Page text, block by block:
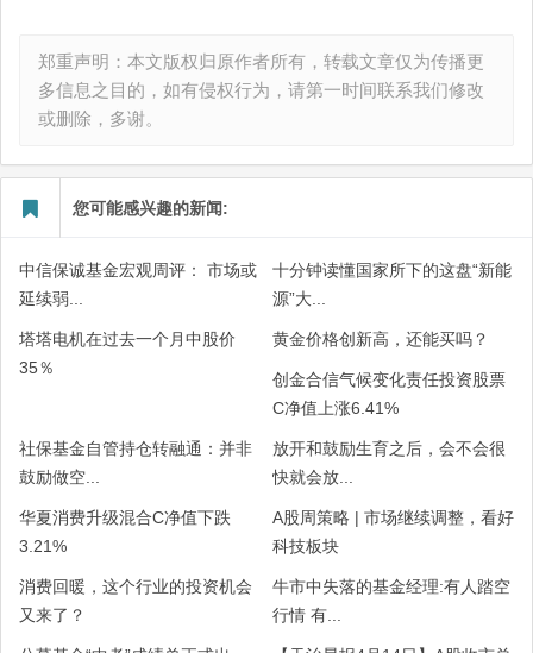
郑重声明：本文版权归原作者所有，转载文章仅为传播更
多信息之目的，如有侵权行为，请第一时间联系我们修改
或删除，多谢。
您可能感兴趣的新闻:
中信保诚基金宏观周评： 市场或
延续弱...
十分钟读懂国家所下的这盘“新能
源”大...
塔塔电机在过去一个月中股价
35％
黄金价格创新高，还能买吗？
创金合信气候变化责任投资股票
C净值上涨6.41%
社保基金自管持仓转融通：并非
鼓励做空...
放开和鼓励生育之后，会不会很
快就会放...
华夏消费升级混合C净值下跌
3.21%
A股周策略 | 市场继续调整，看好
科技板块
消费回暖，这个行业的投资机会
又来了？
牛市中失落的基金经理:有人踏空
行情 有...